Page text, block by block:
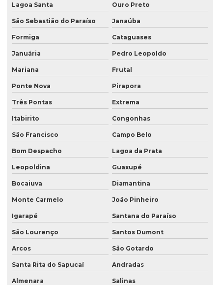
Lagoa Santa Ouro Preto
São Sebastião do Paraíso Janaúba
Formiga Cataguases
Januária Pedro Leopoldo
Mariana Frutal
Ponte Nova Pirapora
Três Pontas Extrema
Itabirito Congonhas
São Francisco Campo Belo
Bom Despacho Lagoa da Prata
Leopoldina Guaxupé
Bocaiuva Diamantina
Monte Carmelo João Pinheiro
Igarapé Santana do Paraíso
São Lourenço Santos Dumont
Arcos São Gotardo
Santa Rita do Sapucaí Andradas
Almenara Salinas